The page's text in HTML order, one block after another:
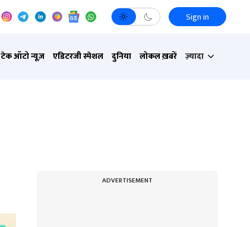
Sign in
टेक ऑटो न्यूज़ एडिटरजी स्पेशल दुनिया लोकल ख़बरें ज़्यादा
ADVERTISEMENT